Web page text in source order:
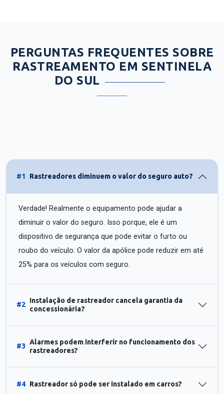
PERGUNTAS FREQUENTES SOBRE
RASTREAMENTO EM SENTINELA
DO SUL
#1 Rastreadores diminuem o valor do seguro auto?
Verdade! Realmente o equipamento pode ajudar a
diminuir o valor do seguro. Isso porque, ele é um
dispositivo de segurança que pode evitar o furto ou
roubo do veículo. O valor da apólice pode reduzir em até
25% para os veículos com seguro.
#2
Instalação de rastreador cancela garantia da
concessionária?
#3
Alarmes podem interferir no funcionamento dos
rastreadores?
#4 Rastreador só pode ser instalado em carros?